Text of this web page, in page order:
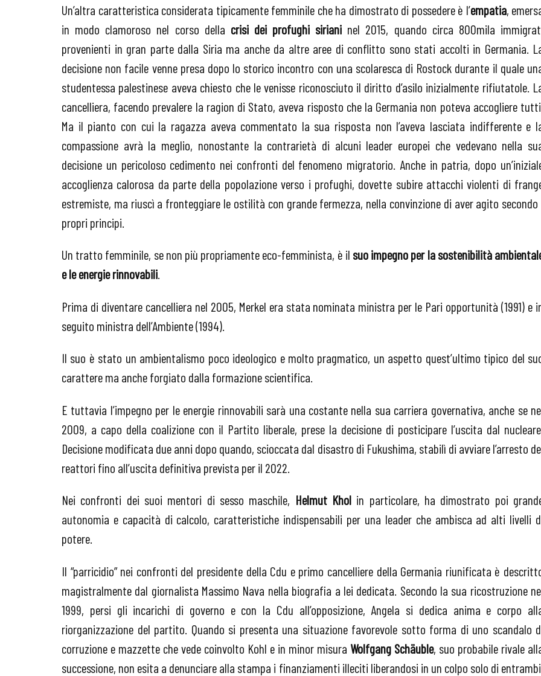
Un’altra caratteristica considerata tipicamente femminile che ha dimostrato di possedere è l’empatia,
in modo clamoroso nel corso della crisi dei profughi siriani nel 2015, quando circa 800mila
provenienti in gran parte dalla Siria ma anche da altre aree di conflitto sono stati accolti in Germania.
decisione non facile venne presa dopo lo storico incontro con una scolaresca di Rostock durante il quale
studentessa palestinese aveva chiesto che le venisse riconosciuto il diritto d’asilo inizialmente rifiutatole.
cancelliera, facendo prevalere la ragion di Stato, aveva risposto che la Germania non poteva accogliere tutti.
Ma il pianto con cui la ragazza aveva commentato la sua risposta non l’aveva lasciata indifferente e
compassione avrà la meglio, nonostante la contrarietà di alcuni leader europei che vedevano nella
decisione un pericoloso cedimento nei confronti del fenomeno migratorio. Anche in patria, dopo
accoglienza calorosa da parte della popolazione verso i profughi, dovette subire attacchi violenti di
estremiste, ma riuscì a fronteggiare le ostilità con grande fermezza, nella convinzione di aver agito secondo
propri principi.
Un tratto femminile, se non più propriamente eco-femminista, è il suo impegno per la sostenibilità
e le energie rinnovabili.
Prima di diventare cancelliera nel 2005, Merkel era stata nominata ministra per le Pari opportunità (1991) e
seguito ministra dell’Ambiente (1994).
Il suo è stato un ambientalismo poco ideologico e molto pragmatico, un aspetto quest’ultimo tipico del
carattere ma anche forgiato dalla formazione scientifica.
E tuttavia l’impegno per le energie rinnovabili sarà una costante nella sua carriera governativa, anche se
2009, a capo della coalizione con il Partito liberale, prese la decisione di posticipare l’uscita dal nucleare.
Decisione modificata due anni dopo quando, scioccata dal disastro di Fukushima, stabilì di avviare l’arresto
reattori fino all’uscita definitiva prevista per il 2022.
Nei confronti dei suoi mentori di sesso maschile, Helmut Khol in particolare, ha dimostrato poi
autonomia e capacità di calcolo, caratteristiche indispensabili per una leader che ambisca ad alti livelli
potere.
Il “parricidio” nei confronti del presidente della Cdu e primo cancelliere della Germania riunificata è
magistralmente dal giornalista Massimo Nava nella biografia a lei dedicata. Secondo la sua ricostruzione
1999, persi gli incarichi di governo e con la Cdu all’opposizione, Angela si dedica anima e corpo
riorganizzazione del partito. Quando si presenta una situazione favorevole sotto forma di uno scandalo
corruzione e mazzette che vede coinvolto Kohl e in minor misura Wolfgang Schäuble, suo probabile rivale
successione, non esita a denunciare alla stampa i finanziamenti illeciti liberandosi in un colpo solo di entrambi.